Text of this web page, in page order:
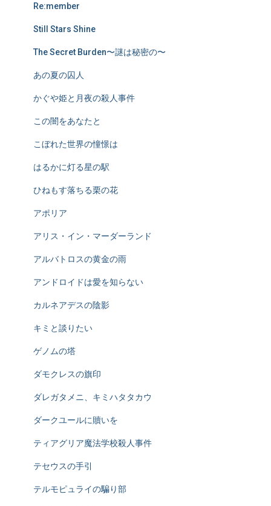
Re:member
Still Stars Shine
The Secret Burden〜謎は秘密の〜
あの夏の囚人
かぐや姫と月夜の殺人事件
この闇をあなたと
こぼれた世界の憧憬は
はるかに灯る星の駅
ひねもす落ちる栗の花
アポリア
アリス・イン・マーダーランド
アルバトロスの黄金の雨
アンドロイドは愛を知らない
カルネアデスの陰影
キミと談りたい
ゲノムの塔
ダモクレスの旗印
ダレガタメニ、キミハタタカウ
ダークユールに贖いを
ティアグリア魔法学校殺人事件
テセウスの手引
テルモピュライの騙り部